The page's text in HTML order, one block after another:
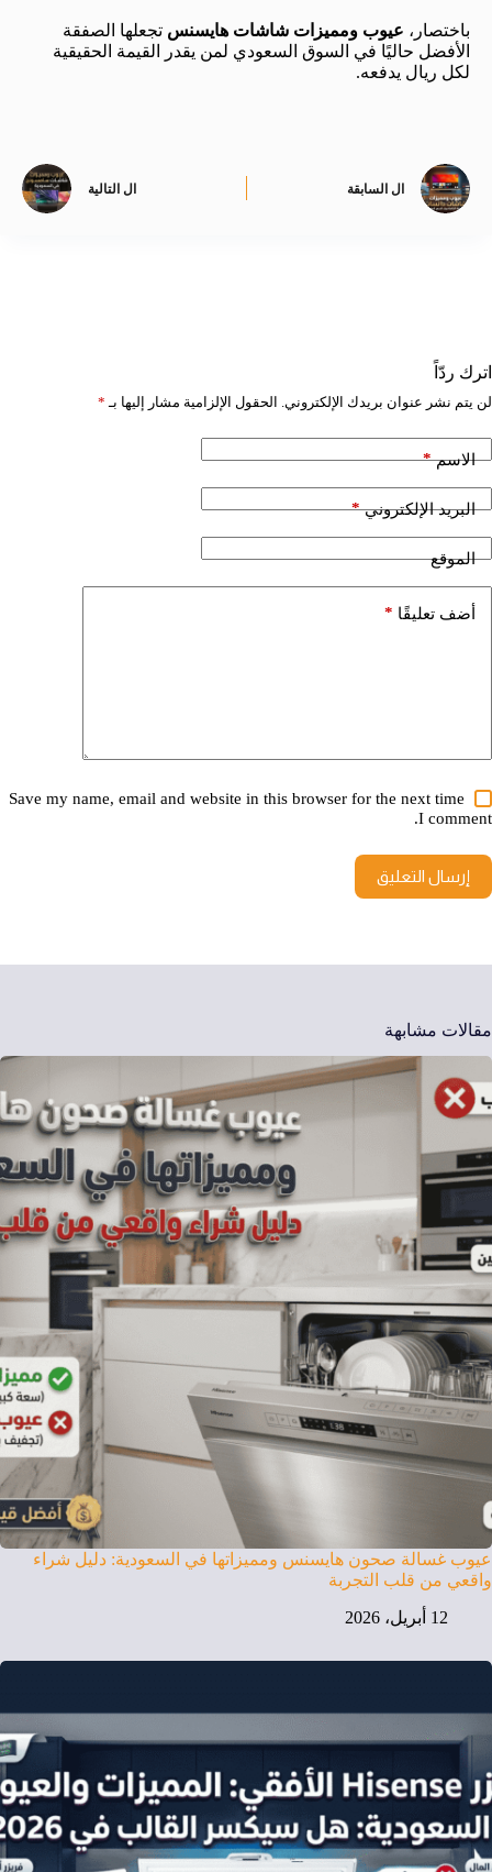
باختصار، عيوب ومميزات شاشات هايسنس تجعلها الصفقة
الأفضل حاليًا في السوق السعودي لمن يقدر القيمة الحقيقية
لكل ريال يدفعه.
ال السابقة ال التالية
اترك ردّاً
لن يتم نشر عنوان بريدك الإلكتروني. الحقول الإلزامية مشار إليها بـ *
الاسم*
البريد الإلكتروني*
الموقع
أضف تعليقًا *
Save my name, email and website in this browser for the next time
I comment.
إرسال التعليق
مقالات مشابهة
عيوب غسالة صحون هايسنس ومميزاتها في السعودية: دليل شراء
واقعي من قلب التجربة
12 أبريل، 2026